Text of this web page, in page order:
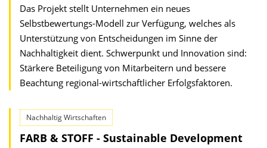
Das Projekt stellt Unternehmen ein neues
Selbstbewertungs-Modell zur Verfügung, welches als
Unterstützung von Entscheidungen im Sinne der
Nachhaltigkeit dient. Schwerpunkt und Innovation sind:
Stärkere Beteiligung von Mitarbeitern und bessere
Beachtung regional-wirtschaftlicher Erfolgsfaktoren.
Nachhaltig Wirtschaften
FARB & STOFF - Sustainable Development